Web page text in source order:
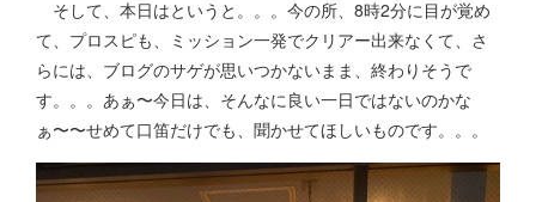
そして、本日はというと。。。今の所、8時2分に目が覚め
て、プロスピも、ミッション一発でクリアー出来なくて、さ
らには、ブログのサゲが思いつかないまま、終わりそうで
す。。。あぁ〜今日は、そんなに良い一日ではないのかな
ぁ〜〜せめて口笛だけでも、聞かせてほしいものです。。。